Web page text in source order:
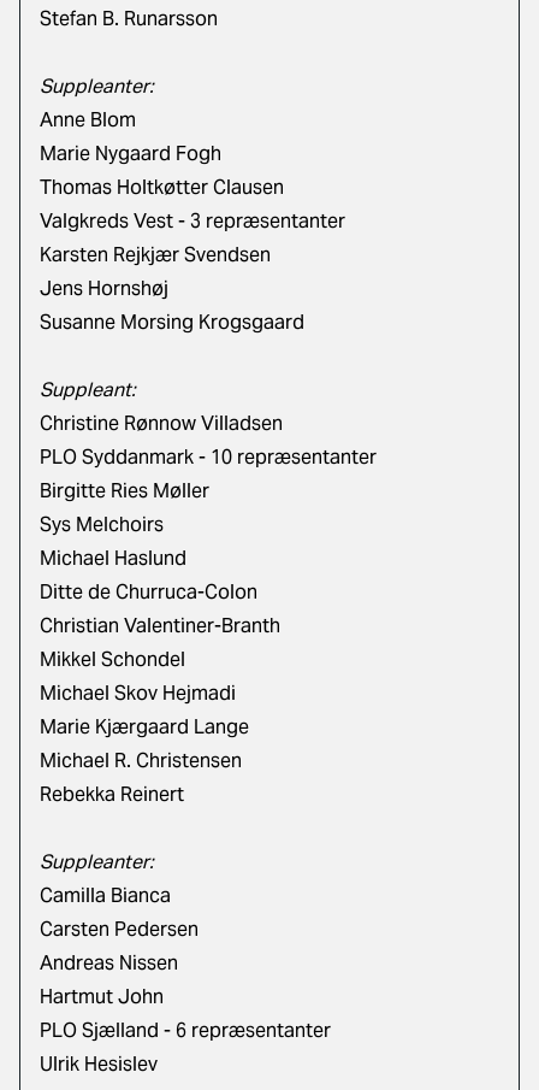
Stefan B. Runarsson
Suppleanter:
Anne Blom
Marie Nygaard Fogh
Thomas Holtkøtter Clausen
Valgkreds Vest - 3 repræsentanter
Karsten Rejkjær Svendsen
Jens Hornshøj
Susanne Morsing Krogsgaard
Suppleant:
Christine Rønnow Villadsen
PLO Syddanmark - 10 repræsentanter
Birgitte Ries Møller
Sys Melchoirs
Michael Haslund
Ditte de Churruca-Colon
Christian Valentiner-Branth
Mikkel Schondel
Michael Skov Hejmadi
Marie Kjærgaard Lange
Michael R. Christensen
Rebekka Reinert
Suppleanter:
Camilla Bianca
Carsten Pedersen
Andreas Nissen
Hartmut John
PLO Sjælland - 6 repræsentanter
Ulrik Hesislev